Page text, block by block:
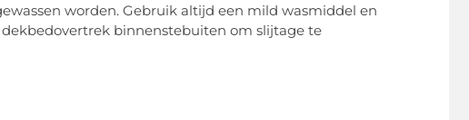
worden. Gebruik altijd een mild wasmiddel en
binnenstebuiten om slijtage te